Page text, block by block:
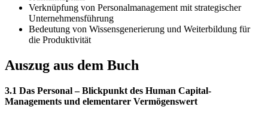
Verknüpfung von Personalmanagement mit strategischer
Unternehmensführung
Bedeutung von Wissensgenerierung und Weiterbildung für
die Produktivität
Auszug aus dem Buch
3.1 Das Personal – Blickpunkt des Human Capital-
Managements und elementarer Vermögenswert